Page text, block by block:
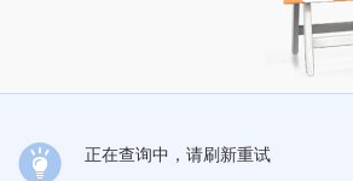
正在查询中，请刷新重试